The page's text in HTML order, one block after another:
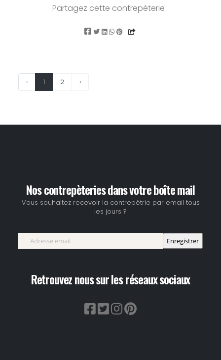
Partagez cette contrepèterie
‹ 1 2 ›
Nos contrepèteries dans votre boîte mail
Vous souhaitez recevoir la contrepétrie par email tous
les jours ?
Retrouvez nous sur les réseaux sociaux